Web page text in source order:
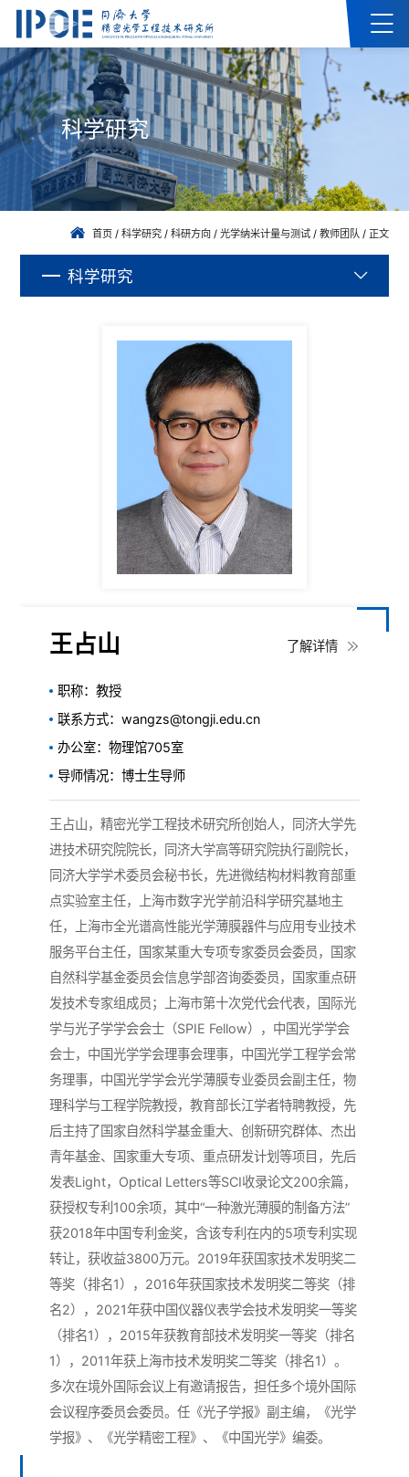
科学研究
首页/ 科学研究/ 科研方向/ 光学纳米计量与测试/ 教师团队/ 正文
科学研究
王占山 了解详情
职称：教授
联系方式：wangzs@tongji.edu.cn
办公室：物理馆705室
导师情况：博士生导师
王占山，精密光学工程技术研究所创始人，同济大学先
进技术研究院院长，同济大学高等研究院执行副院长，
同济大学学术委员会秘书长，先进微结构材料教育部重
点实验室主任，上海市数字光学前沿科学研究基地主
任，上海市全光谱高性能光学薄膜器件与应用专业技术
服务平台主任，国家某重大专项专家委员会委员，国家
自然科学基金委员会信息学部咨询委委员，国家重点研
发技术专家组成员；上海市第十次党代会代表，国际光
学与光子学学会会士（SPIE Fellow），中国光学学会
会士，中国光学学会理事会理事，中国光学工程学会常
务理事，中国光学学会光学薄膜专业委员会副主任，物
理科学与工程学院教授，教育部长江学者特聘教授，先
后主持了国家自然科学基金重大、创新研究群体、杰出
青年基金、国家重大专项、重点研发计划等项目，先后
发表Light，Optical Letters等SCI收录论文200余篇，
获授权专利100余项，其中“一种激光薄膜的制备方法”
获2018年中国专利金奖，含该专利在内的5项专利实现
转让，获收益3800万元。2019年获国家技术发明奖二
等奖（排名1），2016年获国家技术发明奖二等奖（排
名2），2021年获中国仪器仪表学会技术发明奖一等奖
（排名1），2015年获教育部技术发明奖一等奖（排名
1），2011年获上海市技术发明奖二等奖（排名1）。
多次在境外国际会议上有邀请报告，担任多个境外国际
会议程序委员会委员。任《光子学报》副主编，《光学
学报》、《光学精密工程》、《中国光学》编委。